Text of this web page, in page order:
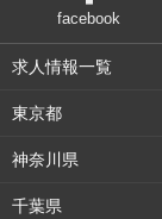
facebook
求人情報一覧
東京都
神奈川県
千葉県